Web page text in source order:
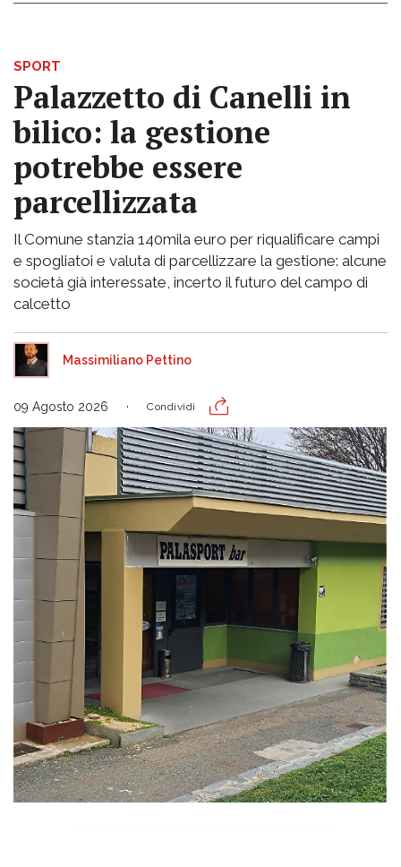
SPORT
Palazzetto di Canelli in
bilico: la gestione
potrebbe essere
parcellizzata
Il Comune stanzia 140mila euro per riqualificare campi
e spogliatoi e valuta di parcellizzare la gestione: alcune
società già interessate, incerto il futuro del campo di
calcetto
Massimiliano Pettino
09 Agosto 2026 Condividi